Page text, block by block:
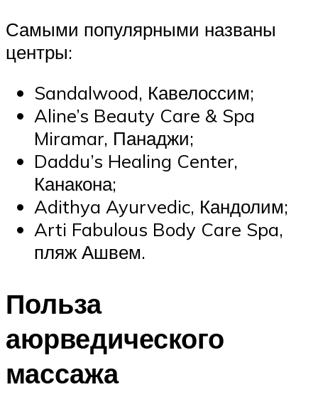
Самыми популярными названы
центры:
Sandalwood, Кавелоссим;
Aline’s Beauty Care & Spa
Miramar, Панаджи;
Daddu’s Healing Center,
Канакона;
Adithya Ayurvedic, Кандолим;
Arti Fabulous Body Care Spa,
пляж Ашвем.
Польза
аюрведического
массажа